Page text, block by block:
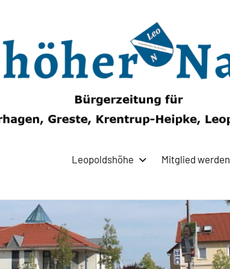
Leopoldshöhe Mitglied werden